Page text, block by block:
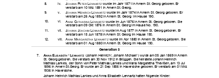

     


     

     


     

     


        





